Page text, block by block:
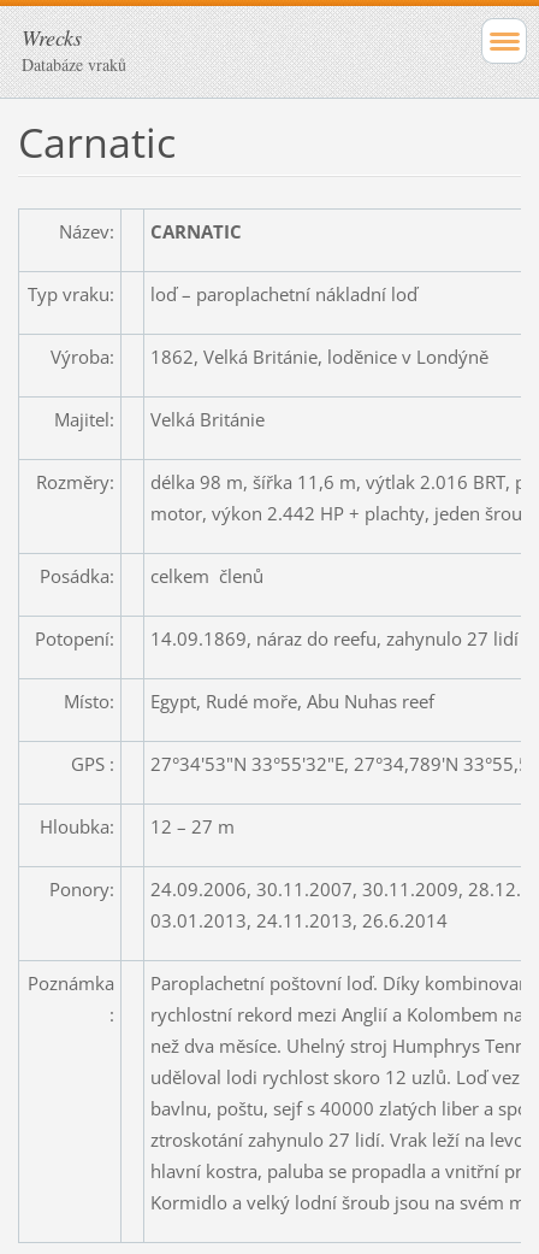
Wrecks
Databáze vraků
Carnatic
Název: CARNATIC
Typ vraku: loď – paroplachetní nákladní loď
Výroba: 1862, Velká Británie, loděnice v Londýně
Majitel: Velká Británie
Rozměry:
délka 98 m, šířka 11,6 m, výtlak 2.016 BRT,
motor, výkon 2.442 HP + plachty, jeden
Posádka: celkem členů
Potopení: 14.09.1869, náraz do reefu, zahynulo 27 lidí
Místo: Egypt, Rudé moře, Abu Nuhas reef
GPS : 27°34'53"N 33°55'32"E, 27°34,789'N
Hloubka: 12 – 27 m
Ponory:
24.09.2006, 30.11.2007, 30.11.2009,
03.01.2013, 24.11.2013, 26.6.2014
Poznámka
:
Paroplachetní poštovní loď. Díky
rychlostní rekord mezi Anglií a Kolombem na
než dva měsíce. Uhelný stroj Humphrys
uděloval lodi rychlost skoro 12 uzlů. Loď
bavlnu, poštu, sejf s 40000 zlatých liber a
ztroskotání zahynulo 27 lidí. Vrak leží na
hlavní kostra, paluba se propadla a vnitřní
Kormidlo a velký lodní šroub jsou na svém